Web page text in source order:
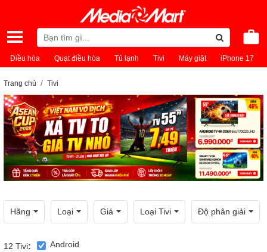
Điều hòa Quạt điều hòa Tủ lạnh Tivi Máy giặt iPhone 17
Trang chủ Tivi
Hãng Loại Giá Loại Tivi Độ phân giải
12 Tivi: Android